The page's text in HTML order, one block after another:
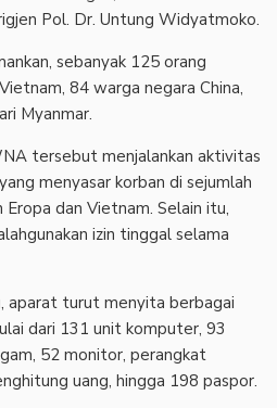
Pol. Dr. Untung Widyatmoko.
sebanyak 125 orang
84 warga negara China,
Myanmar.
tersebut menjalankan aktivitas
menyasar korban di sejumlah
dan Vietnam. Selain itu,
izin tinggal selama
aparat turut menyita berbagai
dari 131 unit komputer, 93
52 monitor, perangkat
uang, hingga 198 paspor.